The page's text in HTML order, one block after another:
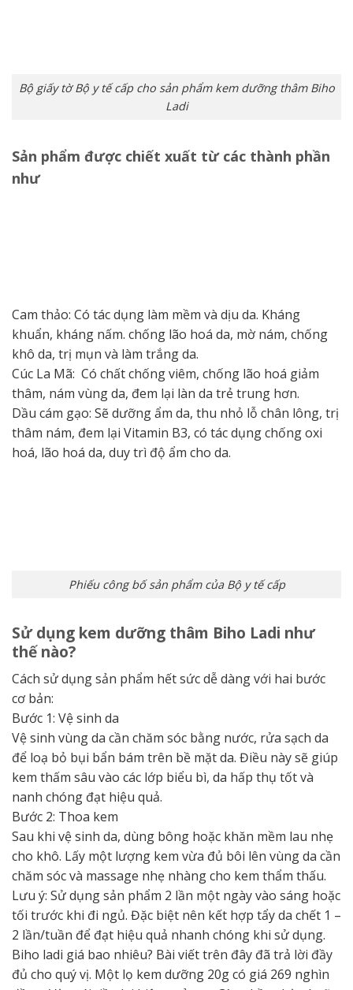
Bộ giấy tờ Bộ y tế cấp cho sản phẩm kem dưỡng thâm Biho
Ladi
Sản phẩm được chiết xuất từ các thành phần
như
Cam thảo: Có tác dụng làm mềm và dịu da. Kháng
khuẩn, kháng nấm. chống lão hoá da, mờ nám, chống
khô da, trị mụn và làm trắng da.
Cúc La Mã: Có chất chống viêm, chống lão hoá giảm
thâm, nám vùng da, đem lại làn da trẻ trung hơn.
Dầu cám gạo: Sẽ dưỡng ẩm da, thu nhỏ lỗ chân lông, trị
thâm nám, đem lại Vitamin B3, có tác dụng chống oxi
hoá, lão hoá da, duy trì độ ẩm cho da.
Phiếu công bố sản phẩm của Bộ y tế cấp
Sử dụng kem dưỡng thâm Biho Ladi như
thế nào?
Cách sử dụng sản phẩm hết sức dễ dàng với hai bước
cơ bản:
Bước 1: Vệ sinh da
Vệ sinh vùng da cần chăm sóc bằng nước, rửa sạch da
để loạ bỏ bụi bẩn bám trên bề mặt da. Điều này sẽ giúp
kem thấm sâu vào các lớp biểu bì, da hấp thụ tốt và
nanh chóng đạt hiệu quả.
Bước 2: Thoa kem
Sau khi vệ sinh da, dùng bông hoặc khăn mềm lau nhẹ
cho khô. Lấy một lượng kem vừa đủ bôi lên vùng da cần
chăm sóc và massage nhẹ nhàng cho kem thẩm thấu.
Lưu ý: Sử dụng sản phẩm 2 lần một ngày vào sáng hoặc
tối trước khi đi ngủ. Đặc biệt nên kết hợp tẩy da chết 1 –
2 lần/tuần để đạt hiệu quả nhanh chóng khi sử dụng.
Biho ladi giá bao nhiêu? Bài viết trên đây đã trả lời đầy
đủ cho quý vị. Một lọ kem dưỡng 20g có giá 269 nghìn